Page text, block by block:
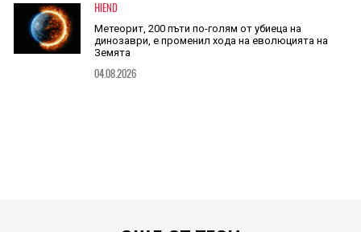
HIEND
Метеорит, 200 пъти по-голям от убиеца на
динозаври, е променил хода на еволюцията на
Земята
04.08.2026